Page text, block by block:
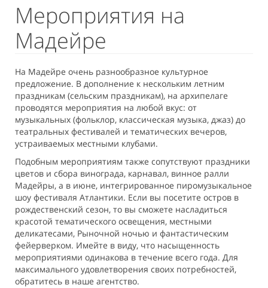
Мероприятия на
Мадейре
На Мадейре очень разнообразное культурное
предложение. В дополнение к нескольким летним
праздникам (сельским праздникам), на архипелаге
проводятся мероприятия на любой вкус: от
музыкальных (фольклор, классическая музыка, джаз) до
театральных фестивалей и тематических вечеров,
устраиваемых местными клубами.
Подобным мероприятиям также сопутствуют праздники
цветов и сбора винограда, карнавал, винное ралли
Мадейры, а в июне, интегрированное пиромузыкальное
шоу фестиваля Атлантики. Если вы посетите остров в
рождественский сезон, то вы сможете насладиться
красотой тематического освещения, местными
деликатесами, Рыночной ночью и фантастическим
фейерверком. Имейте в виду, что насыщенность
мероприятиями одинакова в течение всего года. Для
максимального удовлетворения своих потребностей,
обратитесь в наше агентство.